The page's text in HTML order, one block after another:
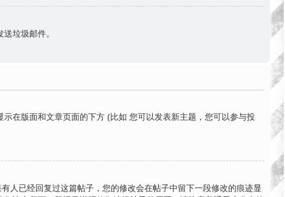
垃圾邮件。
在版面和文章页面的下方 (比如 您可以发表新主题，您可以参与投
人已经回复过这篇帖子，您的修改会在帖子中留下一段修改的痕迹显